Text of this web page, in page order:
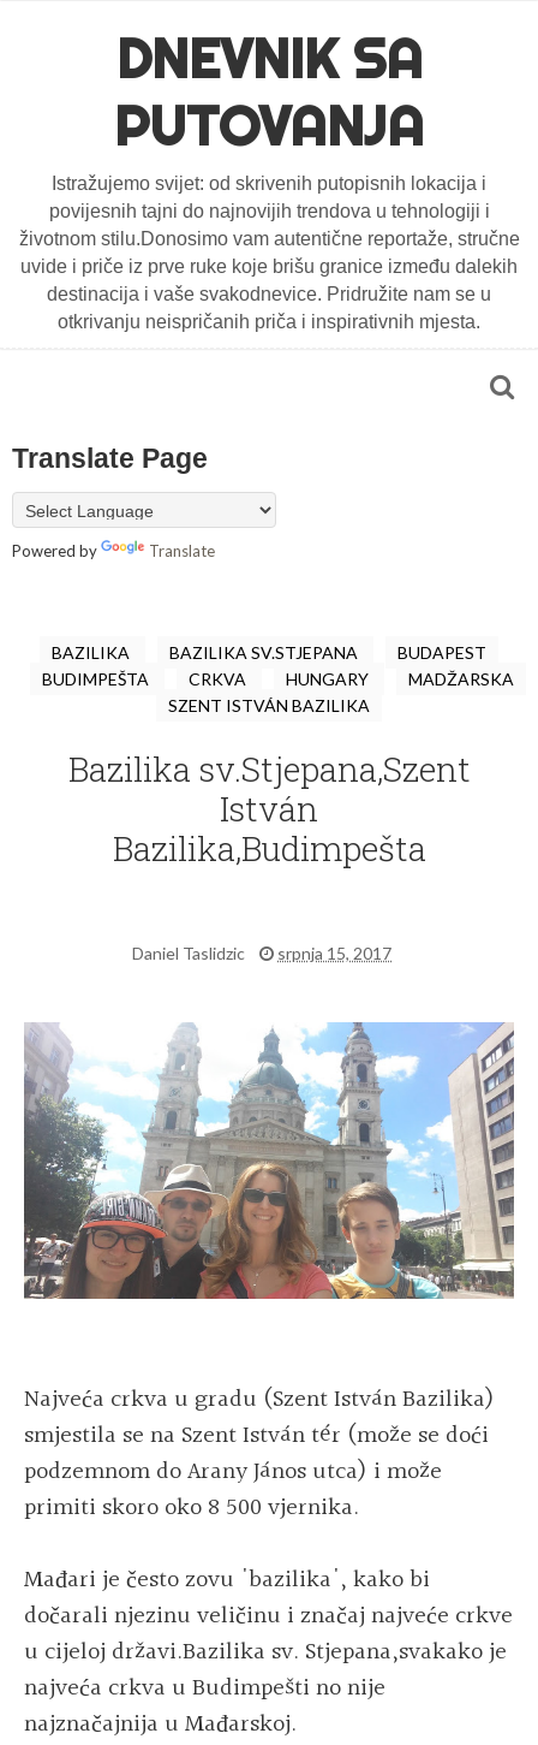
DNEVNIK SA
PUTOVANJA
Istražujemo svijet: od skrivenih putopisnih lokacija i
povijesnih tajni do najnovijih trendova u tehnologiji i
životnom stilu.Donosimo vam autentične reportaže, stručne
uvide i priče iz prve ruke koje brišu granice između dalekih
destinacija i vaše svakodnevice. Pridružite nam se u
otkrivanju neispričanih priča i inspirativnih mjesta.
Translate Page
Powered by Translate
BAZILIKA BAZILIKA SV.STJEPANA
BUDAPEST
BUDIMPEŠTA
CRKVA HUNGARY
MADŽARSKA
SZENT ISTVÁN BAZILIKA
Bazilika sv.Stjepana,Szent
István
Bazilika,Budimpešta
Daniel Taslidzic srpnja 15, 2017
Najveća crkva u gradu (Szent István Bazilika)
smjestila se na Szent István tér (može se doći
podzemnom do Arany János utca) i može
primiti skoro oko 8 500 vjernika.
Mađari je često zovu 'bazilika', kako bi
dočarali njezinu veličinu i značaj najveće crkve
u cijeloj državi.Bazilika sv. Stjepana,svakako je
najveća crkva u Budimpešti no nije
najznačajnija u Mađarskoj.